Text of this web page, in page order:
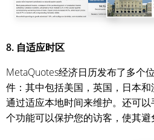
8. 自适应时区
MetaQuotes经济日历发布了多个
件：其中包括美国，英国，日本
通过适应本地时间来维护。还可
个功能可以保护您的访客，使其避